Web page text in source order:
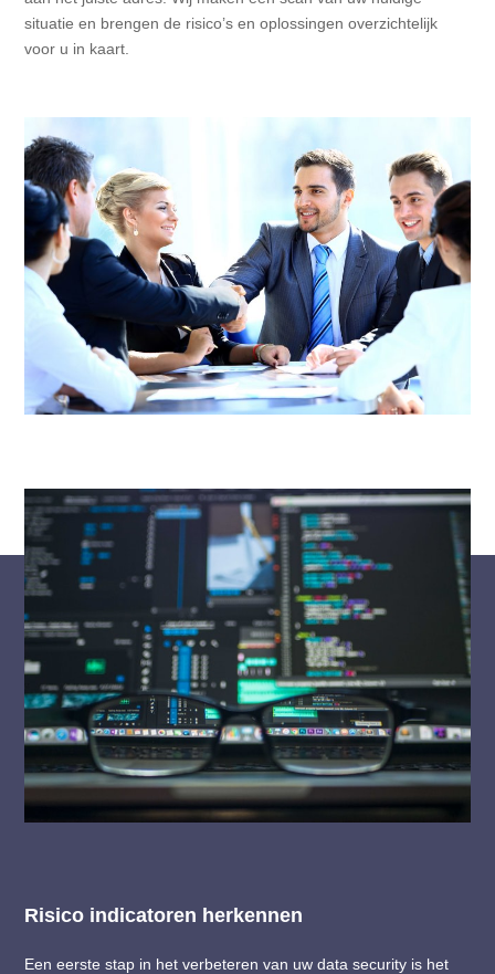
situatie en brengen de risico’s en oplossingen overzichtelijk
voor u in kaart.
Risico indicatoren herkennen
Een eerste stap in het verbeteren van uw data security is het